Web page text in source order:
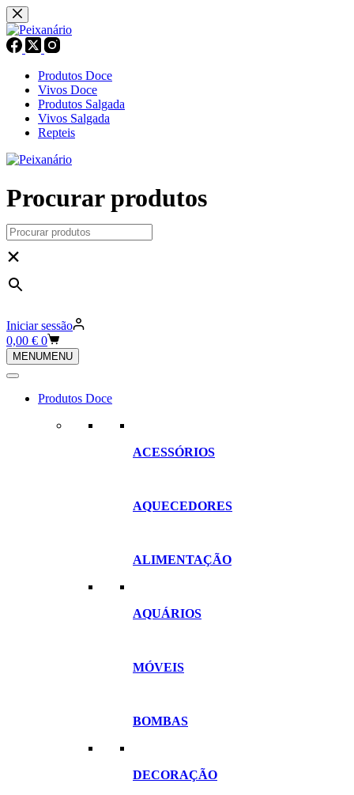
Pular
para
o
conteúdo
Produtos Doce
Vivos Doce
Produtos Salgada
Vivos Salgada
Repteis
Procurar produtos
×
Iniciar sessão
Carrinho
de
compras
0,00 € 0
MENUMENU
Produtos Doce
ACESSÓRIOS
AQUECEDORES
ALIMENTAÇÃO
AQUÁRIOS
MÓVEIS
BOMBAS
DECORAÇÃO